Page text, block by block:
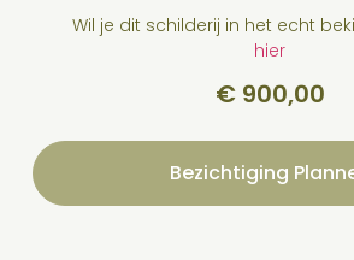
Wil je dit schilderij in het echt
hier
€900,00
Bezichtiging